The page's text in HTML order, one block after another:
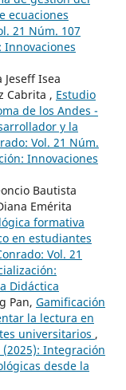
ecuaciones
21 Núm. 107
Innovaciones
Isea
Cabrita , Estudio
de los Andes -
y la
Vol. 21 Núm.
Innovaciones
Bautista
Emérita
formativa
en estudiantes
Vol. 21
Didáctica
Pan, Gamificación
la lectura en
universitarios ,
(2025): Integración
desde la